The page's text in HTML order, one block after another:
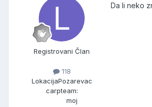
Registrovani Član
118
LokacijaPozarevac
carpteam:
moj
Da li neko